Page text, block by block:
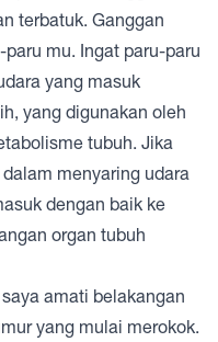
terbatuk. Ganggan
mu. Ingat paru-paru
yang masuk
yang digunakan oleh
tubuh. Jika
menyaring udara
dengan baik ke
organ tubuh
amati belakangan
yang mulai merokok.